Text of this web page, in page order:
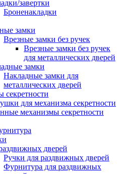
завертки
Броненакладки
замки
Врезные замки без ручек
Врезные замки без ручек
для металлических дверей
замки
Накладные замки для
металлических дверей
секретности
для механизма секретности
механизмы секретности
дверей
Ручки для раздвижных дверей
Фурнитура для раздвижных